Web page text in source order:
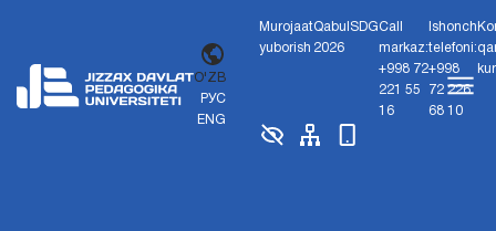
O'ZB
РУС
ENG
Murojaat
yuborish
Qabul
2026
SDGCall
markaz:
+998 72
221 55
16
Ishonch
telefoni:
+998
72 226
68 10